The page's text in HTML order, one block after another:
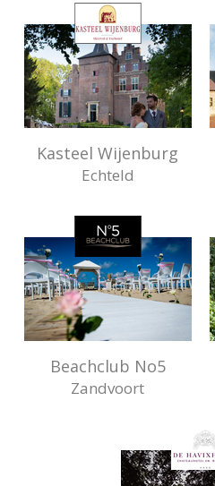
voor
alle
mogelijkheden.
Kasteel Wijenburg
Echteld
Beachclub No5
Zandvoort